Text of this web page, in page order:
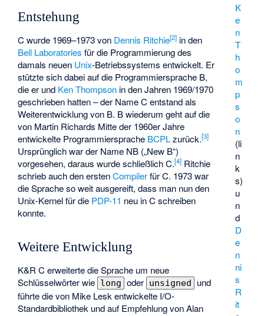
K
e
n
T
h
o
m
p
s
o
n
(li
n
k
s)
u
n
d
D
e
n
ni
s
R
it
Entstehung
C wurde 1969–1973 von Dennis Ritchie[2] in den
Bell Laboratories für die Programmierung des
damals neuen Unix-Betriebssystems entwickelt. Er
stützte sich dabei auf die Programmiersprache B,
die er und Ken Thompson in den Jahren 1969/1970
geschrieben hatten – der Name C entstand als
Weiterentwicklung von B. B wiederum geht auf die
von Martin Richards Mitte der 1960er Jahre
entwickelte Programmiersprache BCPLzurück.[3]
Ursprünglich war der Name NB („New B“)
vorgesehen, daraus wurde schließlich C.[4] Ritchie
schrieb auch den erstenCompilerfür C. 1973 war
die Sprache so weit ausgereift, dass man nun den
Unix-Kernel für die PDP-11 neu in C schreiben
konnte.
Weitere Entwicklung
K&R C erweiterte die Sprache um neue
Schlüsselwörter wie long oder unsigned
und
führte die von Mike Lesk entwickelte I/O-
Standardbibliothek und auf Empfehlung von Alan